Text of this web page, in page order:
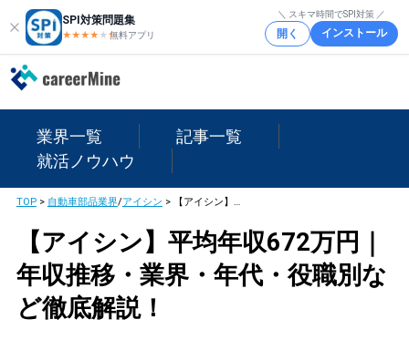
SPI対策問題集
★★★★ ★★
無料アプリ
＼ スキマ時間でSPI対策 ／
開く インストール
業界一覧
記事一覧
就活ノウハウ
TOP> 自動車部品業界/アイシン > 【アイシン】平均年収672万円｜年収推移・業界・年代・役職別など徹底解説！
【アイシン】平均年収672万円｜
年収推移・業界・年代・役職別な
ど徹底解説！